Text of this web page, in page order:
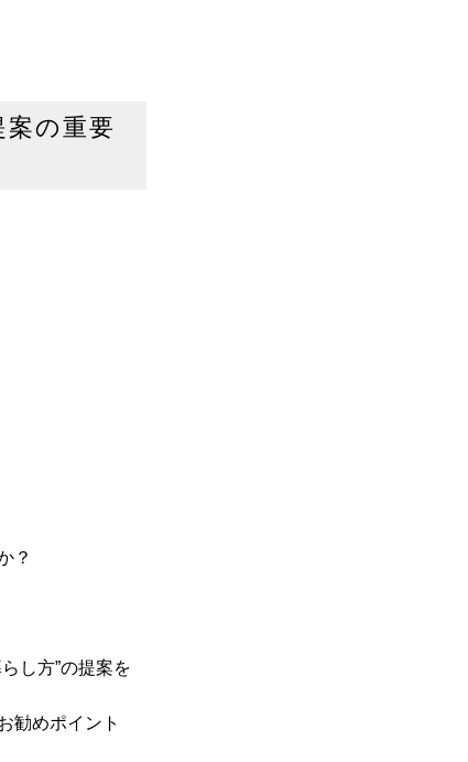
の重要
？
し方”の提案を
勧めポイント